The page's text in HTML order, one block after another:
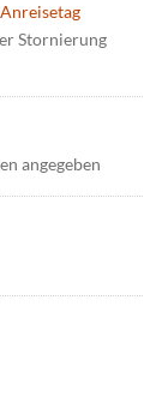
Stornierung
angegeben